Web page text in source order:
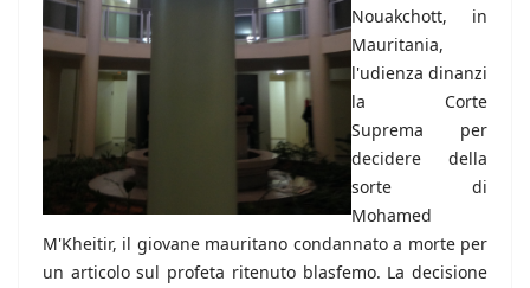
Nouakchott, in
Mauritania,
l'udienza dinanzi
la Corte
Suprema per
decidere della
sorte di
Mohamed
M'Kheitir, il giovane mauritano condannato a morte per
un articolo sul profeta ritenuto blasfemo. La decisione